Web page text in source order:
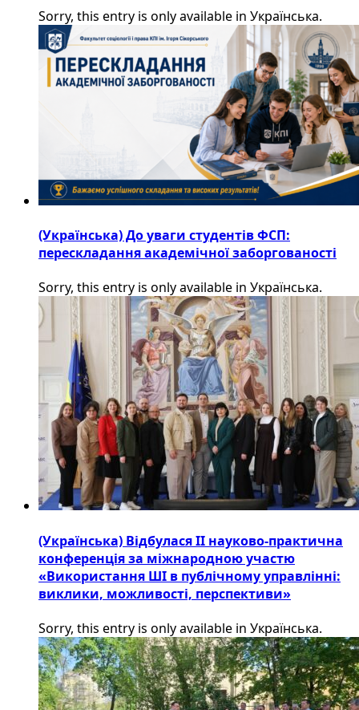
Sorry, this entry is only available in Українська.
(Українська) До уваги студентів ФСП:
перескладання академічної заборгованості
Sorry, this entry is only available in Українська.
(Українська) Відбулася ІІ науково-практична
конференція за міжнародною участю
«Використання ШІ в публічному управлінні:
виклики, можливості, перспективи»
Sorry, this entry is only available in Українська.